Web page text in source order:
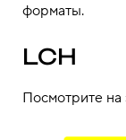
форматы.
LCH
Посмотрите на